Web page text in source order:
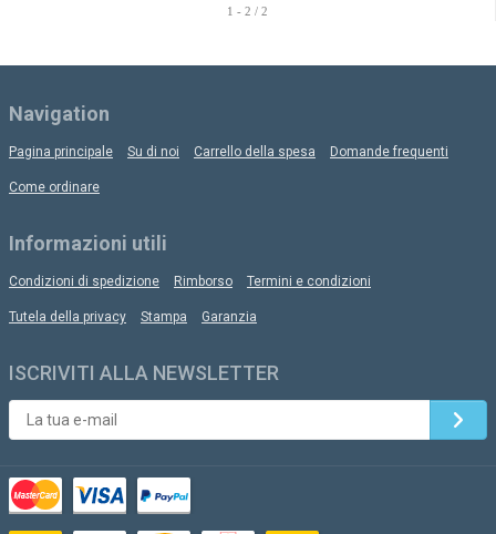
1 - 2 / 2
Navigation
Pagina principale Su di noi Carrello della spesa Domande frequenti
Come ordinare
Informazioni utili
Condizioni di spedizione Rimborso Termini e condizioni
Tutela della privacy Stampa Garanzia
ISCRIVITI ALLA NEWSLETTER